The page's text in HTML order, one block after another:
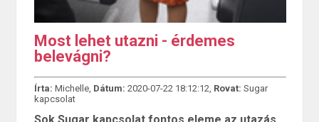
Most lehet utazni - érdemes
belevágni?
Írta: Michelle, Dátum: 2020-07-22 18:12:12, Rovat: Sugar
kapcsolat